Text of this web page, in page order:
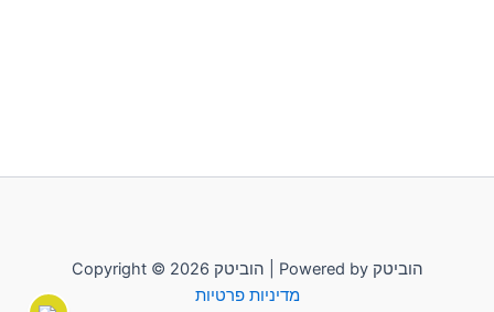
Copyright © 2026 הוביטק | Powered by הוביטק
מדיניות פרטיות